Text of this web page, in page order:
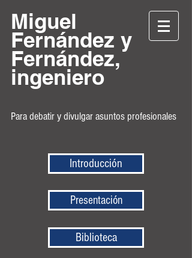
Miguel
Fernández y
Fernández,
ingeniero
Para debatir y divulgar asuntos profesionales
Introducción
Presentación
Biblioteca